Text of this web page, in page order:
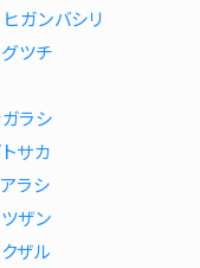
ヒガンバシリ
ツチ
ラシ
サカ
ラシ
ザン
ザル